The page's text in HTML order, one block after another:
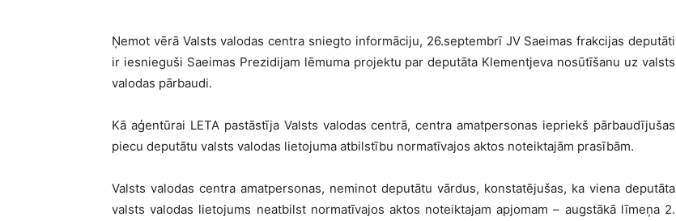
Ņemot vērā Valsts valodas centra sniegto informāciju, 26.septembrī JV Saeimas frakcijas deputāti
ir iesnieguši Saeimas Prezidijam lēmuma projektu par deputāta Klementjeva nosūtīšanu uz valsts
valodas pārbaudi.
Kā aģentūrai LETA pastāstīja Valsts valodas centrā, centra amatpersonas iepriekš pārbaudījušas
piecu deputātu valsts valodas lietojuma atbilstību normatīvajos aktos noteiktajām prasībām.
Valsts valodas centra amatpersonas, neminot deputātu vārdus, konstatējušas, ka viena deputāta
valsts valodas lietojums neatbilst normatīvajos aktos noteiktajam apjomam – augstākā līmeņa 2.